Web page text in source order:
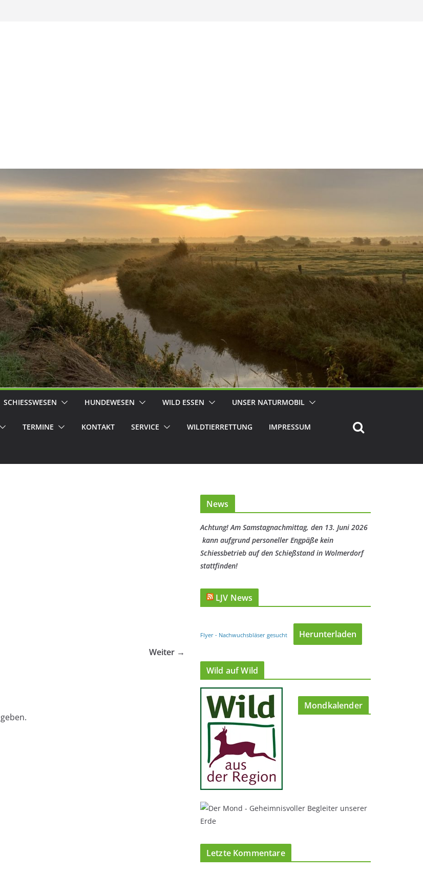
SCHIESSWESEN HUNDEWESEN WILD ESSEN UNSER NATURMOBIL
TERMINE KONTAKT SERVICE WILDTIERRETTUNG IMPRESSUM
Weiter →
News
Achtung! Am Samstagnachmittag, den 13. Juni 2026
kann aufgrund personeller Engpäße kein
Schiessbetrieb auf den Schießstand in Wolmerdorf
stattfinden!
LJV News
Flyer - Nachwuchsbläser gesucht Herunterladen
Wild auf Wild
Mondkalender
Letzte Kommentare